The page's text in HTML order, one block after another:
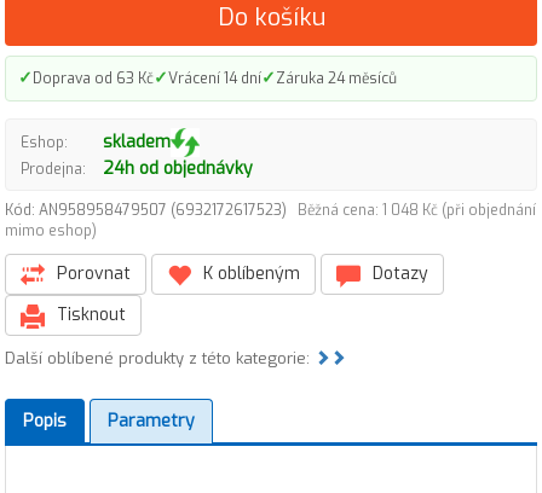
Do košíku
✓Doprava od 63 Kč✓Vrácení 14 dní✓Záruka 24 měsíců
Eshop: skladem
Prodejna: 24h od objednávky
Kód: AN958958479507 (6932172617523)
Běžná cena: 1 048 Kč (při objednání
mimo eshop)
Porovnat K oblíbeným
Dotazy
Tisknout
Další oblíbené produkty z této kategorie:
Popis Parametry